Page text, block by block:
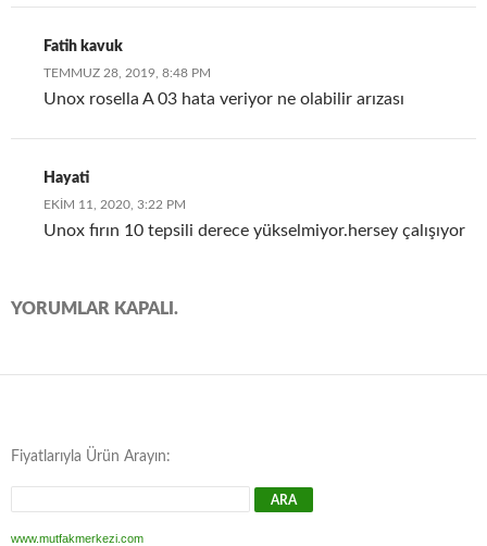
Fatih kavuk
TEMMUZ 28, 2019, 8:48 PM
Unox rosella A 03 hata veriyor ne olabilir arızası
Hayati
EKIM 11, 2020, 3:22 PM
Unox fırın 10 tepsili derece yükselmiyor.hersey çalışıyor
YORUMLAR KAPALI.
Fiyatlarıyla Ürün Arayın:
www.mutfakmerkezi.com